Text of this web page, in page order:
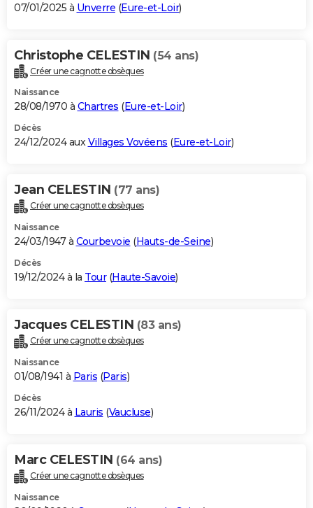
07/01/2025 à Unverre (Eure-et-Loir)
Christophe CELESTIN (54 ans)
Créer une cagnotte obsèques
Naissance
28/08/1970 à Chartres (Eure-et-Loir)
Décès
24/12/2024 auxVillages Vovéens (Eure-et-Loir)
Jean CELESTIN (77 ans)
Créer une cagnotte obsèques
Naissance
24/03/1947 à Courbevoie (Hauts-de-Seine)
Décès
19/12/2024 à la Tour(Haute-Savoie)
Jacques CELESTIN (83 ans)
Créer une cagnotte obsèques
Naissance
01/08/1941 à Paris (Paris)
Décès
26/11/2024 à Lauris (Vaucluse)
Marc CELESTIN (64 ans)
Créer une cagnotte obsèques
Naissance